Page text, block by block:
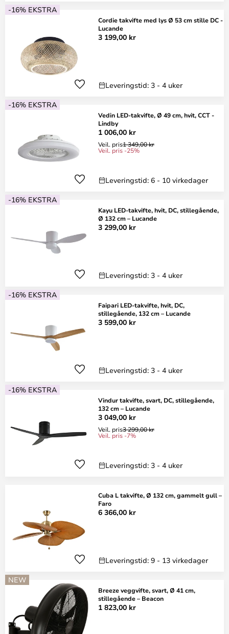
-16% EKSTRA
Cordie takvifte med lys Ø 53 cm stille DC -
Lucande
3 199,00 kr
Leveringstid: 3 - 4 uker
-16% EKSTRA
Vedin LED-takvifte, Ø 49 cm, hvit, CCT -
Lindby
1 006,00 kr
Veil. pris1 349,00 kr
Veil. pris -25%
Leveringstid: 6 - 10 virkedager
-16% EKSTRA
Kayu LED-takvifte, hvit, DC, stillegående,
Ø 132 cm – Lucande
3 299,00 kr
Leveringstid: 3 - 4 uker
-16% EKSTRA
Faipari LED-takvifte, hvit, DC,
stillegående, 132 cm – Lucande
3 599,00 kr
Leveringstid: 3 - 4 uker
-16% EKSTRA
Vindur takvifte, svart, DC, stillegående,
132 cm – Lucande
3 049,00 kr
Veil. pris3 299,00 kr
Veil. pris -7%
Leveringstid: 3 - 4 uker
Cuba L takvifte, Ø 132 cm, gammelt gull –
Faro
6 366,00 kr
Leveringstid: 9 - 13 virkedager
NEW
Breeze veggvifte, svart, Ø 41 cm,
stillegående – Beacon
1 823,00 kr